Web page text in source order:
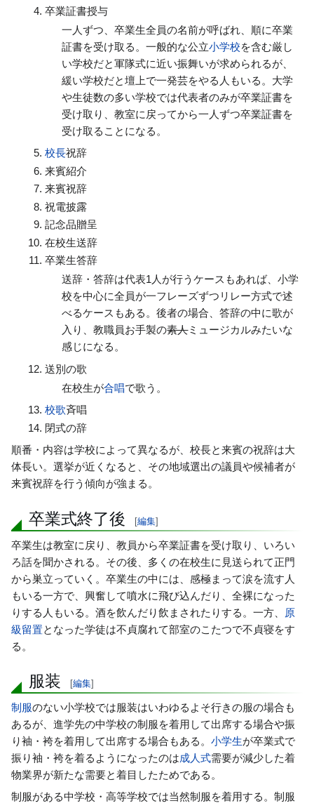
卒業証書授与
一人ずつ、卒業生全員の名前が呼ばれ、順に卒業
証書を受け取る。一般的な公立小学校を含む厳し
い学校だと軍隊式に近い振舞いが求められるが、
緩い学校だと壇上で一発芸をやる人もいる。大学
や生徒数の多い学校では代表者のみが卒業証書を
受け取り、教室に戻ってから一人ずつ卒業証書を
受け取ることになる。
校長祝辞
来賓紹介
来賓祝辞
祝電披露
記念品贈呈
在校生送辞
卒業生答辞
送辞・答辞は代表1人が行うケースもあれば、小学
校を中心に全員が一フレーズずつリレー方式で述
べるケースもある。後者の場合、答辞の中に歌が
入り、教職員お手製の素人ミュージカルみたいな
感じになる。
送別の歌
在校生が合唱で歌う。
校歌斉唱
閉式の辞
順番・内容は学校によって異なるが、校長と来賓の祝辞は大
体長い。選挙が近くなると、その地域選出の議員や候補者が
来賓祝辞を行う傾向が強まる。
卒業式終了後 [編集]
卒業生は教室に戻り、教員から卒業証書を受け取り、いろい
ろ話を聞かされる。その後、多くの在校生に見送られて正門
から巣立っていく。卒業生の中には、感極まって涙を流す人
もいる一方で、興奮して噴水に飛び込んだり、全裸になった
りする人もいる。酒を飲んだり飲まされたりする。一方、
原
級留置となった学徒は不貞腐れて部室のこたつで不貞寝をす
る。
服装 [編集]
制服のない小学校では服装はいわゆるよそ行きの服の場合も
あるが、進学先の中学校の制服を着用して出席する場合や振
り袖・袴を着用して出席する場合もある。 小学生が卒業式で
振り袖・袴を着るようになったのは成人式需要が減少した着
物業界が新たな需要と着目したためである。
制服がある中学校・高等学校では当然制服を着用する。制服